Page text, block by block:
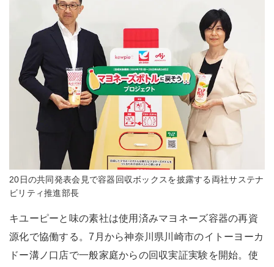
20日の共同発表会見で容器回収ボックスを披露する両社サステナ
ビリティ推進部長
キユーピーと味の素社は使用済みマヨネーズ容器の再資
源化で協働する。7月から神奈川県川崎市のイトーヨーカ
ドー溝ノ口店で一般家庭からの回収実証実験を開始。使